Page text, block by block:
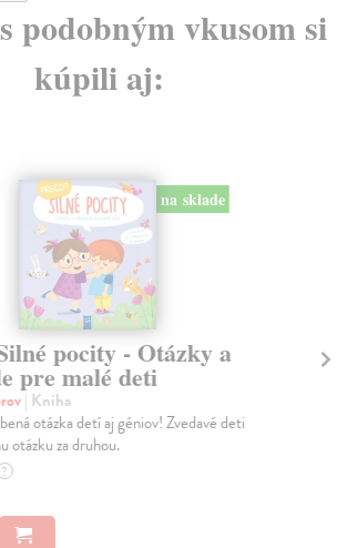
podobným vkusom si
kúpili aj:
na sklade
pocity - Otázky a
pre malé deti
| Kniha
otázka detí aj géniov! Zvedavé deti
otázku za druhou.
?